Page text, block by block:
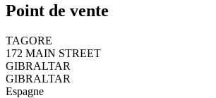
Point de vente
TAGORE
172 MAIN STREET
GIBRALTAR
GIBRALTAR
Espagne